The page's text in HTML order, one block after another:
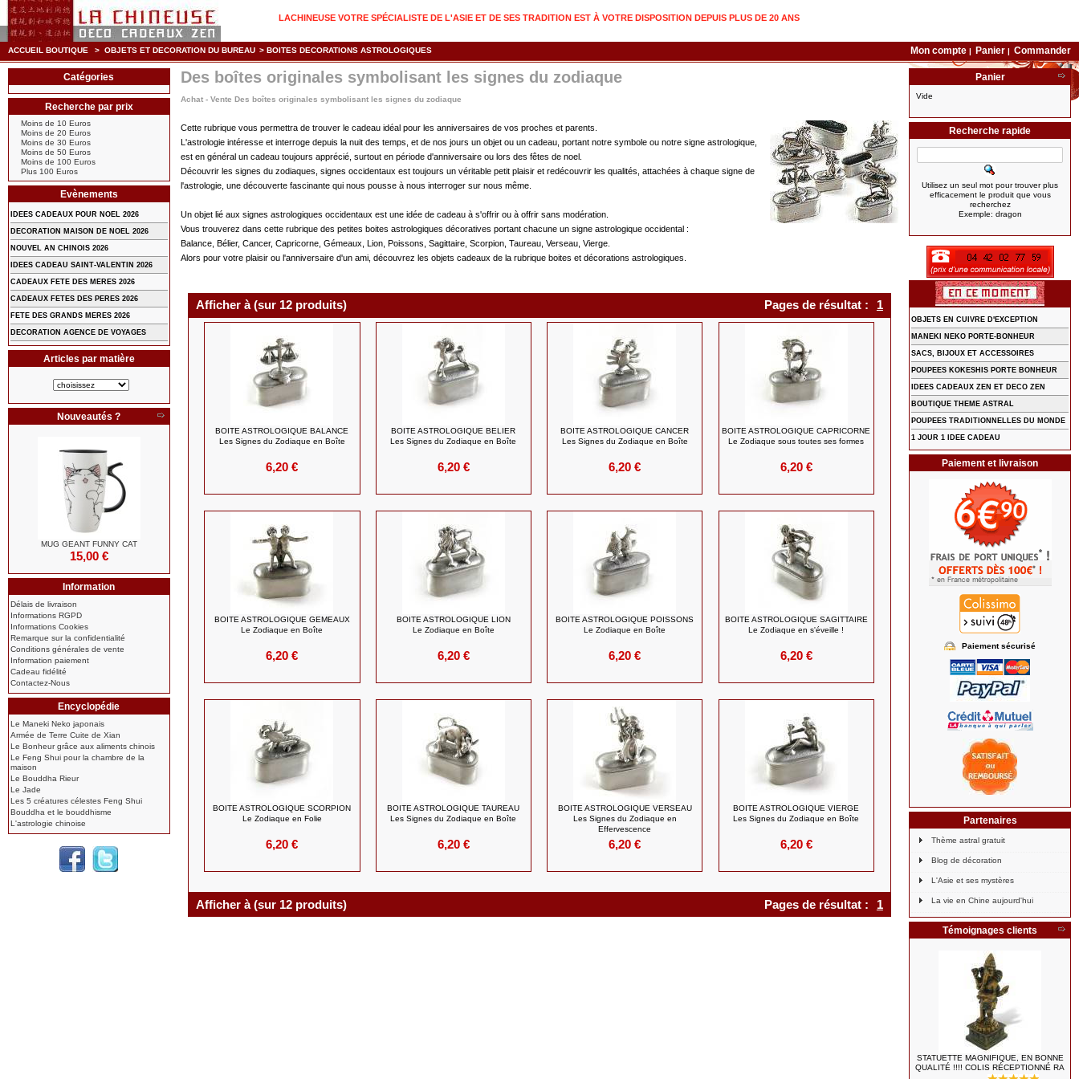
LACHINEUSE VOTRE SPÉCIALISTE DE L'ASIE ET DE SES TRADITION EST À VOTRE DISPOSITION DEPUIS PLUS DE 20 ANS
ACCUEIL BOUTIQUE > OBJETS ET DECORATION DU BUREAU > BOITES DECORATIONS ASTROLOGIQUES Mon compte | Panier | Commander
Des boîtes originales symbolisant les signes du zodiaque
Achat - Vente Des boîtes originales symbolisant les signes du zodiaque
Cette rubrique vous permettra de trouver le cadeau idéal pour les anniversaires de vos proches et parents.
L'astrologie intéresse et interroge depuis la nuit des temps, et de nos jours un objet ou un cadeau, portant notre symbole ou notre signe astrologique,
est en général un cadeau toujours apprécié, surtout en période d'anniversaire ou lors des fêtes de noel.
Découvrir les signes du zodiaques, signes occidentaux est toujours un véritable petit plaisir et redécouvrir les qualités, attachées à chaque signe de
l'astrologie, une découverte fascinante qui nous pousse à nous interroger sur nous même.
Un objet lié aux signes astrologiques occidentaux est une idée de cadeau à s'offrir ou à offrir sans modération.
Vous trouverez dans cette rubrique des petites boites astrologiques décoratives portant chacune un signe astrologique occidental :
Balance, Bélier, Cancer, Capricorne, Gémeaux, Lion, Poissons, Sagittaire, Scorpion, Taureau, Verseau, Vierge.
Alors pour votre plaisir ou l'anniversaire d'un ami, découvrez les objets cadeaux de la rubrique boites et décorations astrologiques.
Afficher à (sur 12 produits) Pages de résultat : 1
BOITE ASTROLOGIQUE BALANCE
Les Signes du Zodiaque en Boîte
6,20 €
BOITE ASTROLOGIQUE BELIER
Les Signes du Zodiaque en Boîte
6,20 €
BOITE ASTROLOGIQUE CANCER
Les Signes du Zodiaque en Boîte
6,20 €
BOITE ASTROLOGIQUE CAPRICORNE
Le Zodiaque sous toutes ses formes
6,20 €
BOITE ASTROLOGIQUE GEMEAUX
Le Zodiaque en Boîte
6,20 €
BOITE ASTROLOGIQUE LION
Le Zodiaque en Boîte
6,20 €
BOITE ASTROLOGIQUE POISSONS
Le Zodiaque en Boîte
6,20 €
BOITE ASTROLOGIQUE SAGITTAIRE
Le Zodiaque en s'éveille !
6,20 €
BOITE ASTROLOGIQUE SCORPION
Le Zodiaque en Folie
6,20 €
BOITE ASTROLOGIQUE TAUREAU
Les Signes du Zodiaque en Boîte
6,20 €
BOITE ASTROLOGIQUE VERSEAU
Les Signes du Zodiaque en
Effervescence
6,20 €
BOITE ASTROLOGIQUE VIERGE
Les Signes du Zodiaque en Boîte
6,20 €
Afficher à (sur 12 produits) Pages de résultat : 1
Catégories
Recherche par prix
Moins de 10 Euros
Moins de 20 Euros
Moins de 30 Euros
Moins de 50 Euros
Moins de 100 Euros
Plus 100 Euros
Evènements
IDEES CADEAUX POUR NOEL 2026
DECORATION MAISON DE NOEL 2026
NOUVEL AN CHINOIS 2026
IDEES CADEAU SAINT-VALENTIN 2026
CADEAUX FETE DES MERES 2026
CADEAUX FETES DES PERES 2026
FETE DES GRANDS MERES 2026
DECORATION AGENCE DE VOYAGES
Articles par matière
Nouveautés ?
MUG GEANT FUNNY CAT
15,00 €
Information
Délais de livraison
Informations RGPD
Informations Cookies
Remarque sur la confidentialité
Conditions générales de vente
Information paiement
Cadeau fidélité
Contactez-Nous
Encyclopédie
Le Maneki Neko japonais
Armée de Terre Cuite de Xian
Le Bonheur grâce aux aliments chinois
Le Feng Shui pour la chambre de la
maison
Le Bouddha Rieur
Le Jade
Les 5 créatures célestes Feng Shui
Bouddha et le bouddhisme
L'astrologie chinoise
Panier
Vide
Recherche rapide
Utilisez un seul mot pour trouver plus
efficacement le produit que vous
recherchez
Exemple: dragon
OBJETS EN CUIVRE D'EXCEPTION
MANEKI NEKO PORTE-BONHEUR
SACS, BIJOUX ET ACCESSOIRES
POUPEES KOKESHIS PORTE BONHEUR
IDEES CADEAUX ZEN ET DECO ZEN
BOUTIQUE THEME ASTRAL
POUPEES TRADITIONNELLES DU MONDE
1 JOUR 1 IDEE CADEAU
Paiement et livraison
Paiement sécurisé
Partenaires
Thème astral gratuit
Blog de décoration
L'Asie et ses mystères
La vie en Chine aujourd'hui
Témoignages clients
STATUETTE MAGNIFIQUE, EN BONNE
QUALITÉ !!!! COLIS RÉCEPTIONNÉ RA